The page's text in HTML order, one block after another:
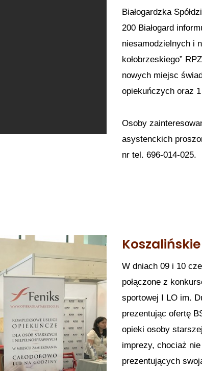
Białogardzka
200 Białogard
niesamodzielnych i
kołobrzeskiego”
nowych miejsc
opiekuńczych oraz
Osoby
asystenckich
nr tel. 696-014-025.
W dniach 09 i 10
połączone z
sportowej I LO im.
prezentując ofertę
opieki osoby
imprezy, chociaż nie
prezentujących